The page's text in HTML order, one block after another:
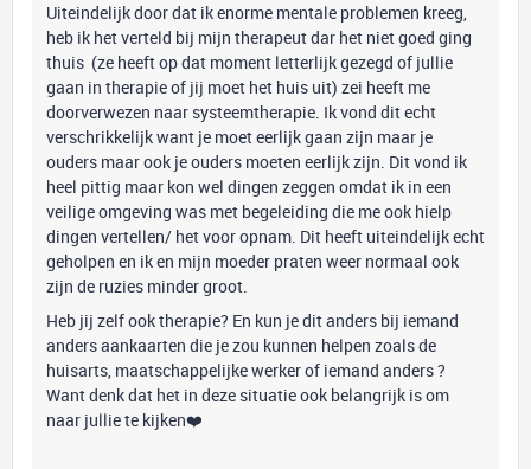
Uiteindelijk door dat ik enorme mentale problemen kreeg,
heb ik het verteld bij mijn therapeut dar het niet goed ging
thuis (ze heeft op dat moment letterlijk gezegd of jullie
gaan in therapie of jij moet het huis uit) zei heeft me
doorverwezen naar systeemtherapie. Ik vond dit echt
verschrikkelijk want je moet eerlijk gaan zijn maar je
ouders maar ook je ouders moeten eerlijk zijn. Dit vond ik
heel pittig maar kon wel dingen zeggen omdat ik in een
veilige omgeving was met begeleiding die me ook hielp
dingen vertellen/ het voor opnam. Dit heeft uiteindelijk echt
geholpen en ik en mijn moeder praten weer normaal ook
zijn de ruzies minder groot.
Heb jij zelf ook therapie? En kun je dit anders bij iemand
anders aankaarten die je zou kunnen helpen zoals de
huisarts, maatschappelijke werker of iemand anders ?
Want denk dat het in deze situatie ook belangrijk is om
naar jullie te kijken❤️